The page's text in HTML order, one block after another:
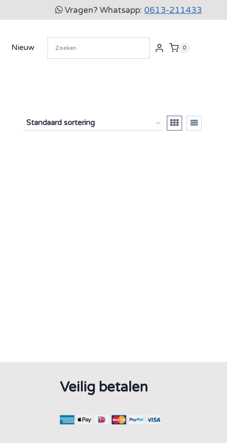
Vragen? Whatsapp: 0613-211433
Nieuw 0
Veilig betalen